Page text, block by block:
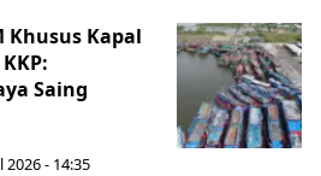
Khusus Kapal
Saing
2026 - 14:35